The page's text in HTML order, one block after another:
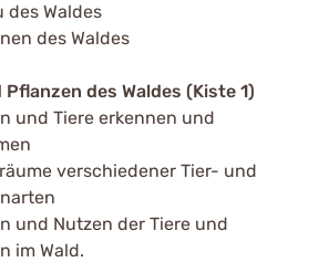
des Waldes
des Waldes
des Waldes (Kiste 1)
und Tiere erkennen und
verschiedener Tier- und
und Nutzen der Tiere und
im Wald.